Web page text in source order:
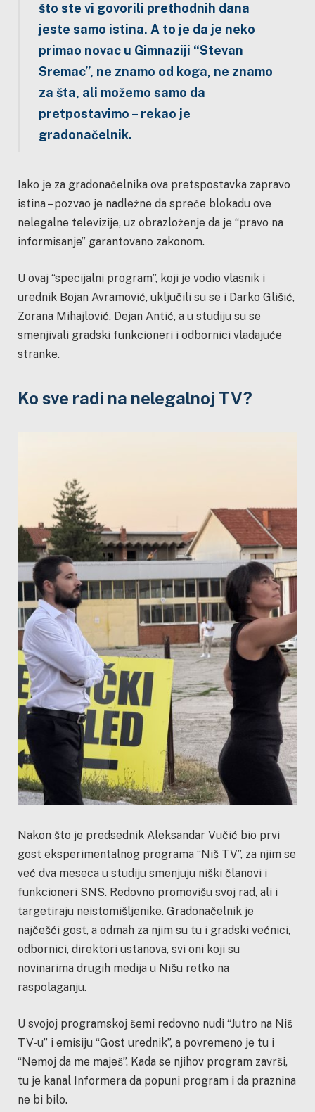
što ste vi govorili prethodnih dana
jeste samo istina. A to je da je neko
primao novac u Gimnaziji “Stevan
Sremac”, ne znamo od koga, ne znamo
za šta, ali možemo samo da
pretpostavimo – rekao je
gradonačelnik.
Iako je za gradonačelnika ova pretspostavka zapravo
istina – pozvao je nadležne da spreče blokadu ove
nelegalne televizije, uz obrazloženje da je “pravo na
informisanje” garantovano zakonom.
U ovaj “specijalni program”, koji je vodio vlasnik i
urednik Bojan Avramović, uključili su se i Darko Glišić,
Zorana Mihajlović, Dejan Antić, a u studiju su se
smenjivali gradski funkcioneri i odbornici vladajuće
stranke.
Ko sve radi na nelegalnoj TV?
Nakon što je predsednik Aleksandar Vučić bio prvi
gost eksperimentalnog programa “Niš TV”, za njim se
već dva meseca u studiju smenjuju niški članovi i
funkcioneri SNS. Redovno promovišu svoj rad, ali i
targetiraju neistomišljenike. Gradonačelnik je
najčešći gost, a odmah za njim su tu i gradski većnici,
odbornici, direktori ustanova, svi oni koji su
novinarima drugih medija u Nišu retko na
raspolaganju.
U svojoj programskoj šemi redovno nudi “Jutro na Niš
TV-u” i emisiju “Gost urednik”, a povremeno je tu i
“Nemoj da me maješ”. Kada se njihov program završi,
tu je kanal Informera da popuni program i da praznina
ne bi bilo.